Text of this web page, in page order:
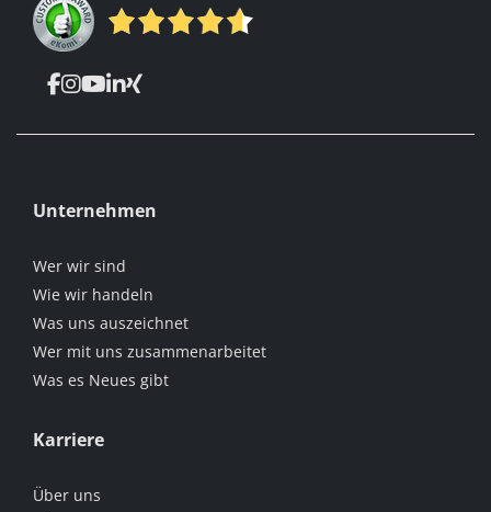
Unternehmen
Wer wir sind
Wie wir handeln
Was uns auszeichnet
Wer mit uns zusammenarbeitet
Was es Neues gibt
Karriere
Über uns